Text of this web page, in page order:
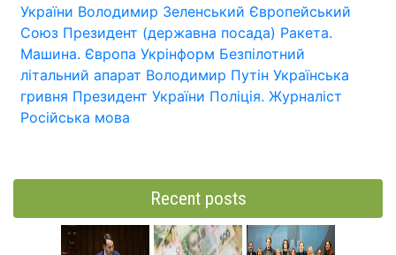
України Володимир Зеленський Європейський
Союз Президент (державна посада) Ракета.
Машина. Європа Укрінформ Безпілотний
літальний апарат Володимир Путін Українська
гривня Президент України Поліція. Журналіст
Російська мова
Recent posts